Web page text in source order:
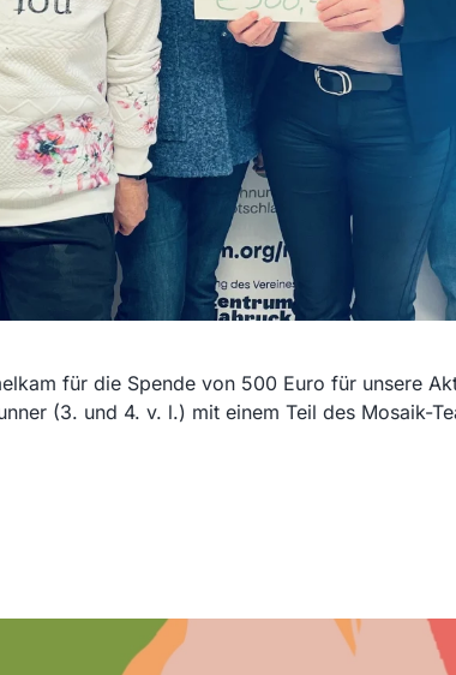
für die Spende von 500 Euro für unsere
(3. und 4. v. l.) mit einem Teil des Mosaik-